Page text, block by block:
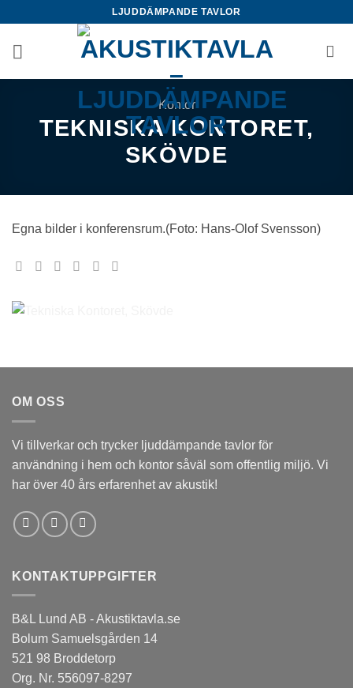
content
LJUDDÄMPANDE TAVLOR
Kontor
TEKNISKA KONTORET,
SKÖVDE
Egna bilder i konferensrum.(Foto: Hans-Olof Svensson)
OM OSS
Vi tillverkar och trycker ljuddämpande tavlor för
användning i hem och kontor såväl som offentlig miljö. Vi
har över 40 års erfarenhet av akustik!
KONTAKTUPPGIFTER
B&L Lund AB - Akustiktavla.se
Bolum Samuelsgården 14
521 98 Broddetorp
Org. Nr. 556097-8297